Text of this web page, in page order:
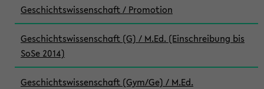
Geschichtswissenschaft / Promotion
Geschichtswissenschaft (G) / M.Ed. (Einschreibung bis
SoSe 2014)
Geschichtswissenschaft (Gym/Ge) / M.Ed.